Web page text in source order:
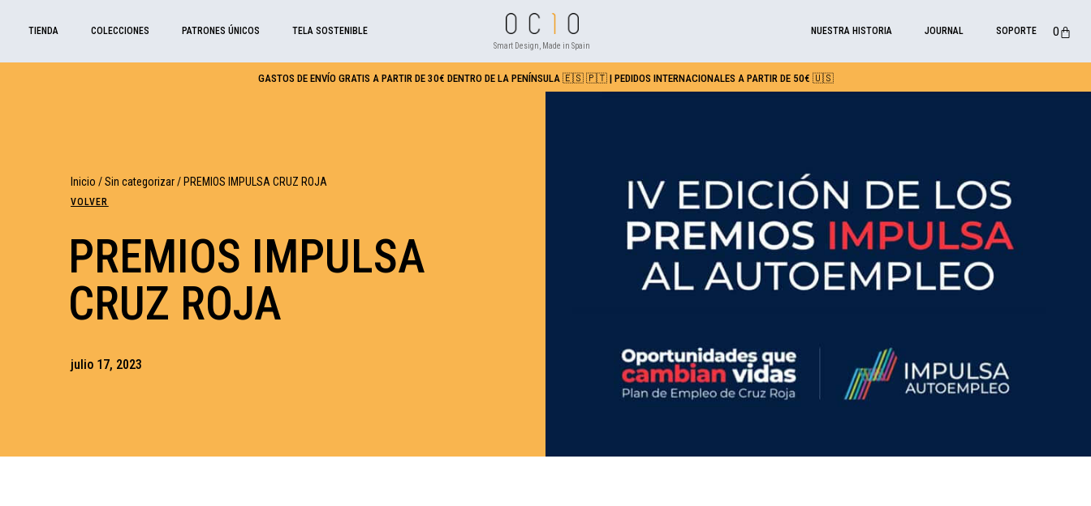
TIENDA COLECCIONES PATRONES ÚNICOS TELA SOSTENIBLE
Smart Design, Made in Spain
NUESTRA HISTORIA JOURNAL SOPORTE 0
GASTOS DE ENVÍO GRATIS A PARTIR DE 30€ DENTRO DE LA PENÍNSULA 🇪🇸 🇵🇹 | PEDIDOS INTERNACIONALES A PARTIR DE 50€ 🇺🇸
Inicio /Sin categorizar/ PREMIOS IMPULSA CRUZ ROJA
VOLVER
PREMIOS IMPULSA
CRUZ ROJA
julio 17, 2023